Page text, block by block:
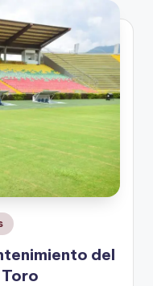
del